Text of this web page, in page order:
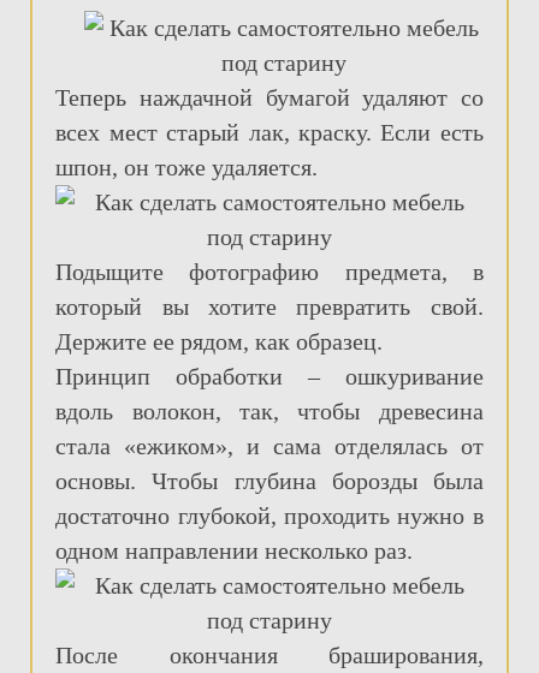
Теперь наждачной бумагой удаляют со
всех мест старый лак, краску. Если есть
шпон, он тоже удаляется.
Подыщите фотографию предмета, в
который вы хотите превратить свой.
Держите ее рядом, как образец.
Принцип обработки – ошкуривание
вдоль волокон, так, чтобы древесина
стала «ежиком», и сама отделялась от
основы. Чтобы глубина борозды была
достаточно глубокой, проходить нужно в
одном направлении несколько раз.
После окончания браширования,